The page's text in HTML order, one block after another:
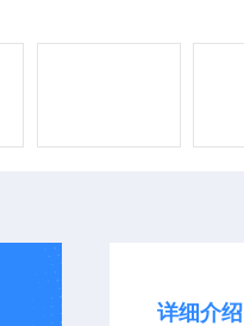
详细介绍